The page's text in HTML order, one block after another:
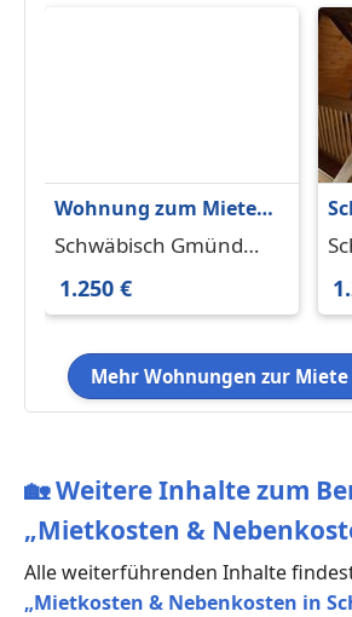
Wohnung zum Mieten
in Schwäbisch Gmünd
Schwäbisch Gmünd
73525
1.250 €
Mehr Wohnungen zur
🏡Weitere Inhalte zum
„Mietkosten &
Alle weiterführenden Inhalte
„Mietkosten & Nebenkosten in